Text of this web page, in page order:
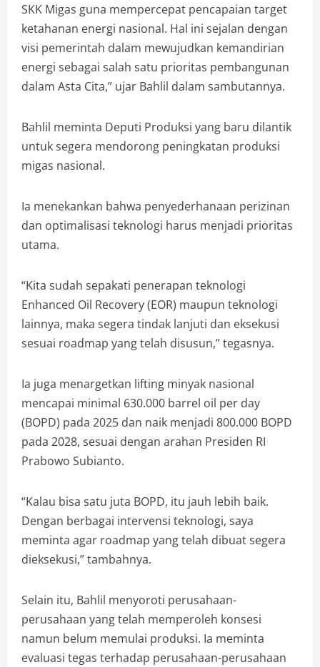
SKK Migas guna mempercepat pencapaian target
ketahanan energi nasional. Hal ini sejalan dengan
visi pemerintah dalam mewujudkan kemandirian
energi sebagai salah satu prioritas pembangunan
dalam Asta Cita,” ujar Bahlil dalam sambutannya.
Bahlil meminta Deputi Produksi yang baru dilantik
untuk segera mendorong peningkatan produksi
migas nasional.
Ia menekankan bahwa penyederhanaan perizinan
dan optimalisasi teknologi harus menjadi prioritas
utama.
“Kita sudah sepakati penerapan teknologi
Enhanced Oil Recovery (EOR) maupun teknologi
lainnya, maka segera tindak lanjuti dan eksekusi
sesuai roadmap yang telah disusun,” tegasnya.
Ia juga menargetkan lifting minyak nasional
mencapai minimal 630.000 barrel oil per day
(BOPD) pada 2025 dan naik menjadi 800.000 BOPD
pada 2028, sesuai dengan arahan Presiden RI
Prabowo Subianto.
“Kalau bisa satu juta BOPD, itu jauh lebih baik.
Dengan berbagai intervensi teknologi, saya
meminta agar roadmap yang telah dibuat segera
dieksekusi,” tambahnya.
Selain itu, Bahlil menyoroti perusahaan-
perusahaan yang telah memperoleh konsesi
namun belum memulai produksi. Ia meminta
evaluasi tegas terhadap perusahaan-perusahaan